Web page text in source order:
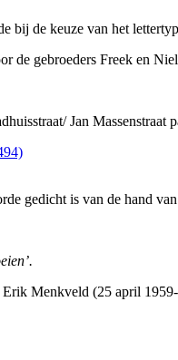
bij de keuze van het
de gebroeders Freek en
Jan
gedicht is van de hand
Menkveld (25 april